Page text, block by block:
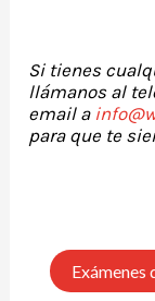
Si tienes
llámanos al
email a
para que te
Exámenes